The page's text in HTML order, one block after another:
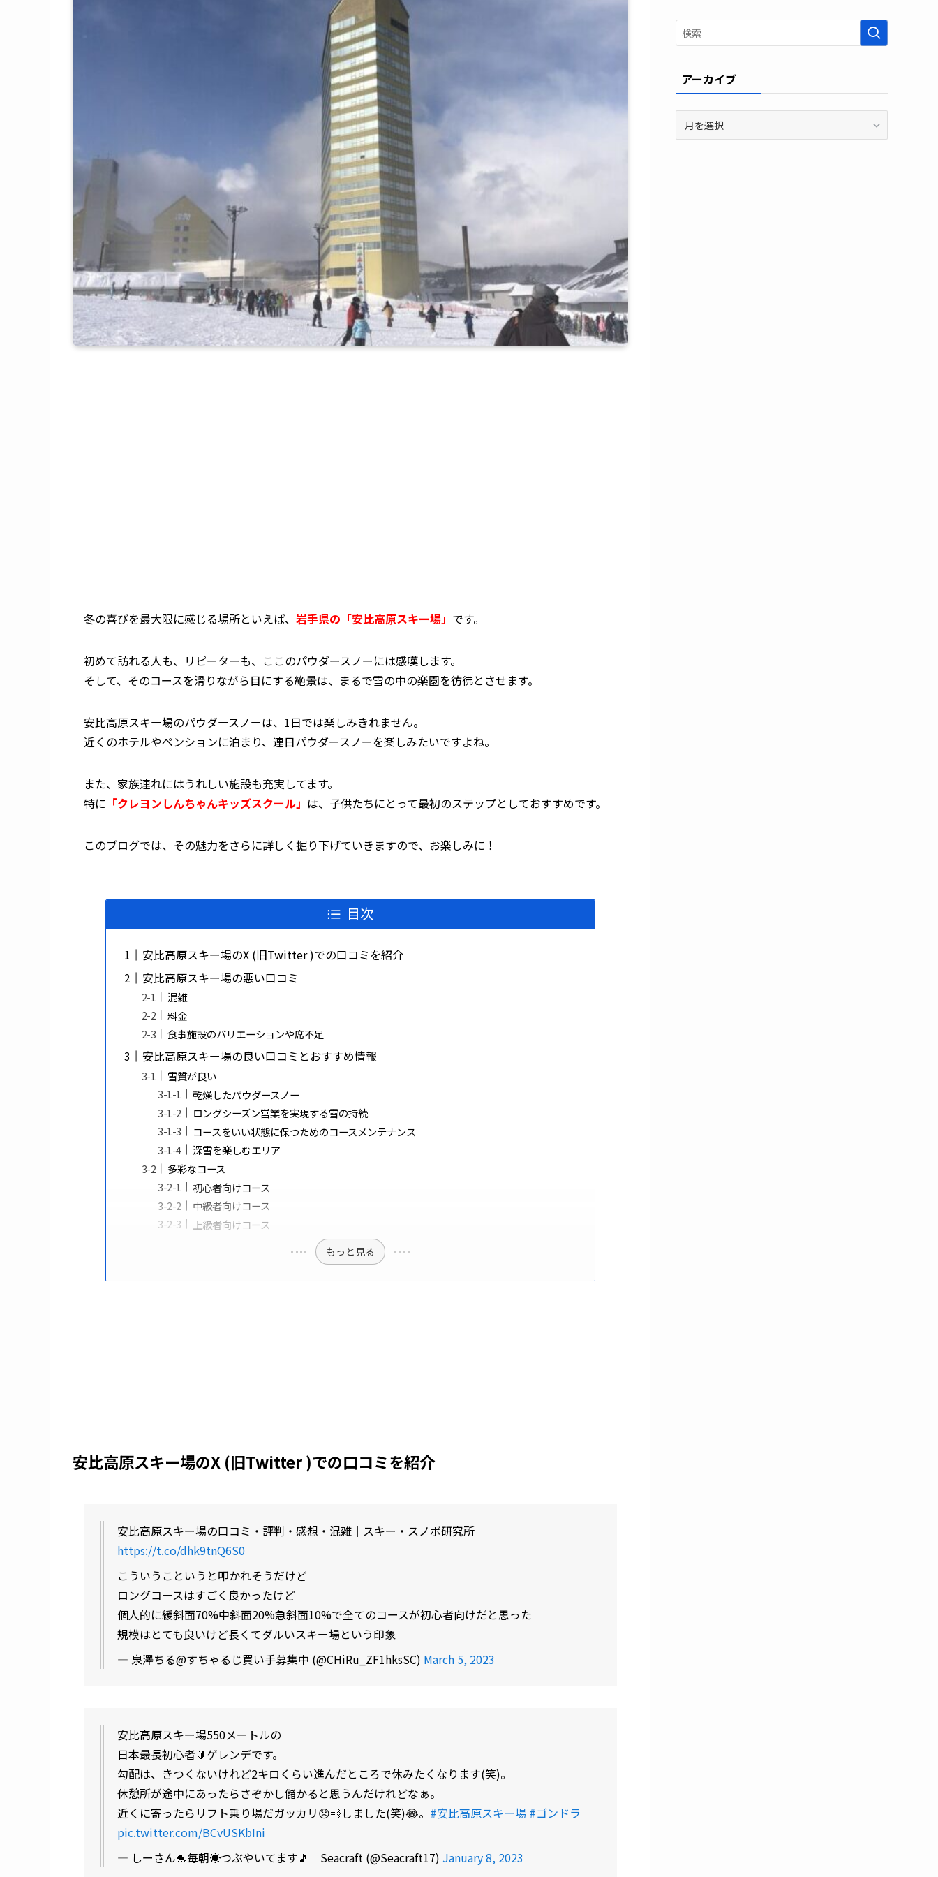
冬の喜びを最大限に感じる場所といえば、 岩手県の「安比高原スキー場」 です。
初めて訪れる人も、リピーターも、ここのパウダースノーには感嘆します。
そして、そのコースを滑りながら目にする絶景は、まるで雪の中の楽園を彷彿とさせます。
安比高原スキー場のパウダースノーは、1日では楽しみきれません。
近くのホテルやペンションに泊まり、連日パウダースノーを楽しみたいですよね。
また、家族連れにはうれしい施設も充実してます。
特に 「クレヨンしんちゃんキッズスクール」 は、子供たちにとって最初のステップとしておすすめです。
このブログでは、その魅力をさらに詳しく掘り下げていきますので、お楽しみに！
目次
安比高原スキー場のX (旧Twitter )での口コミを紹介
安比高原スキー場の悪い口コミ
混雑
料金
食事施設のバリエーションや席不足
安比高原スキー場の良い口コミとおすすめ情報
雪質が良い
乾燥したパウダースノー
ロングシーズン営業を実現する雪の持続
コースをいい状態に保つためのコースメンテナンス
深雪を楽しむエリア
多彩なコース
初心者向けコース
中級者向けコース
上級者向けコース
もっと見る
安比高原スキー場のX (旧Twitter )での口コミを紹介
安比高原スキー場の口コミ・評判・感想・混雑｜スキー・スノボ研究所
https://t.co/dhk9tnQ6S0
こういうこというと叩かれそうだけど
ロングコースはすごく良かったけど
個人的に緩斜面70%中斜面20%急斜面10%で全てのコースが初心者向けだと思った
規模はとても良いけど長くてダルいスキー場という印象
— 泉澤ちる@すちゃるじ買い手募集中 (@CHiRu_ZF1hksSC) March 5, 2023
安比高原スキー場550メートルの
日本最長初心者🔰ゲレンデです。
勾配は、きつくないけれど2キロくらい進んだところで休みたくなります(笑)。
休憩所が途中にあったらさぞかし儲かると思うんだけれどなぁ。
近くに寄ったらリフト乗り場だガッカリ😞💨しました(笑)😂。 #安比高原スキー場 #ゴンドラ
pic.twitter.com/BCvUSKbIni
— しーさん🐬毎朝☀️つぶやいてます🎵 Seacraft (@Seacraft17) January 8, 2023
アーカイブ